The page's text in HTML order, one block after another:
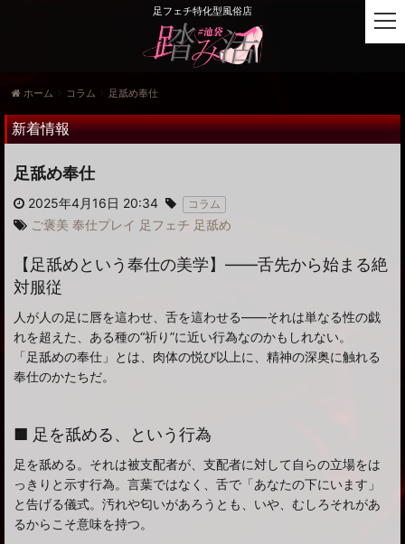
足フェチ特化型風俗店
ホーム コラム 足舐め奉仕
新着情報
足舐め奉仕
2025年4月16日 20:34 コラム
ご褒美 奉仕プレイ 足フェチ 足舐め
【足舐めという奉仕の美学】——舌先から始まる絶
対服従
人が人の足に唇を這わせ、舌を這わせる——それは単なる性の戯
れを超えた、ある種の“祈り”に近い行為なのかもしれない。
「足舐めの奉仕」とは、肉体の悦び以上に、精神の深奥に触れる
奉仕のかたちだ。
■ 足を舐める、という行為
足を舐める。それは被支配者が、支配者に対して自らの立場をは
っきりと示す行為。言葉ではなく、舌で「あなたの下にいます」
と告げる儀式。汚れや匂いがあろうとも、いや、むしろそれがあ
るからこそ意味を持つ。
t
o
e
i